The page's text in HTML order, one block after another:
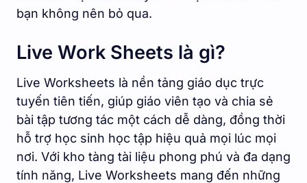
bạn không nên bỏ qua.
Live Work Sheets là gì?
Live Worksheets là nền tảng giáo dục trực
tuyến tiên tiến, giúp giáo viên tạo và chia sẻ
bài tập tương tác một cách dễ dàng, đồng thời
hỗ trợ học sinh học tập hiệu quả mọi lúc mọi
nơi. Với kho tàng tài liệu phong phú và đa dạng
tính năng, Live Worksheets mang đến những